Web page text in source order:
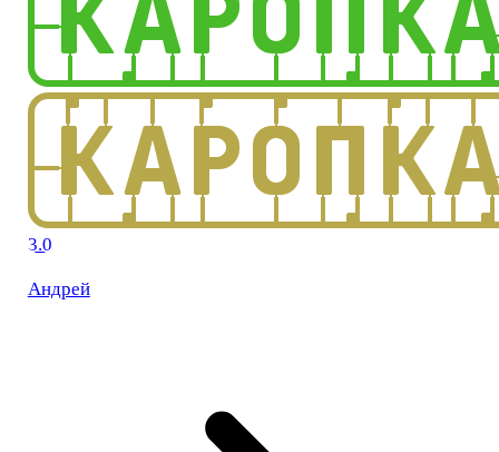
3.0
Андрей